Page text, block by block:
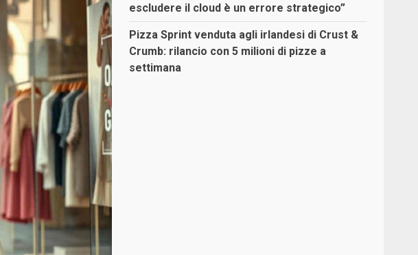
escludere il cloud è un errore strategico”
Pizza Sprint venduta agli irlandesi di Crust &
Crumb: rilancio con 5 milioni di pizze a
settimana